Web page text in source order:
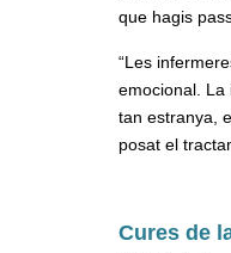
que hagis
“Les
emocional. La
tan estranya,
posat el
Cures de